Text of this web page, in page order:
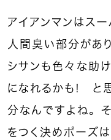
アイアンマンはス
人間臭い部分があ
シサンも色々な助
になれるかも！ と
分なんですよね。
をつく決めポーズ